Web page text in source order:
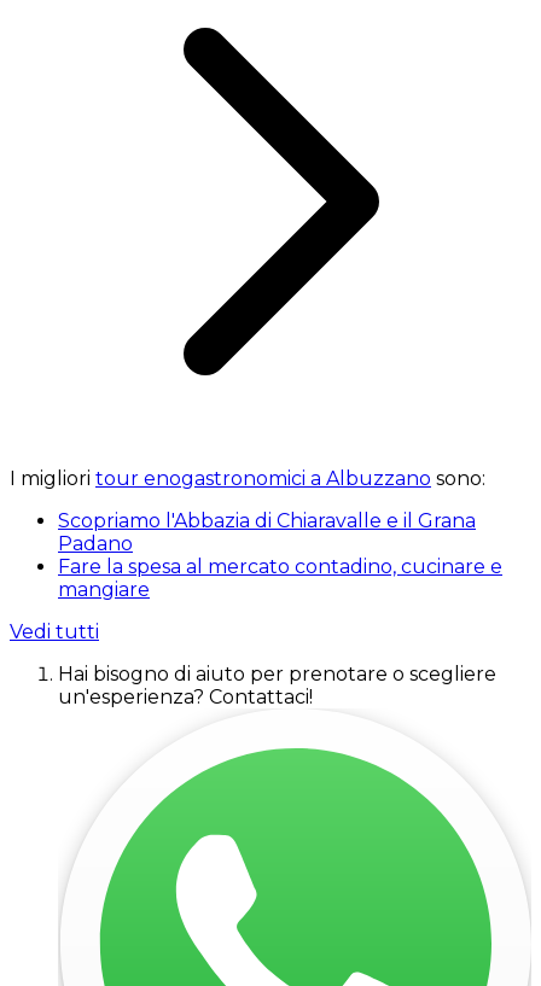
I migliori tour enogastronomici a Albuzzano sono:
Scopriamo l'Abbazia di Chiaravalle e il Grana
Padano
Fare la spesa al mercato contadino, cucinare e
mangiare
Vedi tutti
Hai bisogno di aiuto per prenotare o scegliere
un'esperienza? Contattaci!